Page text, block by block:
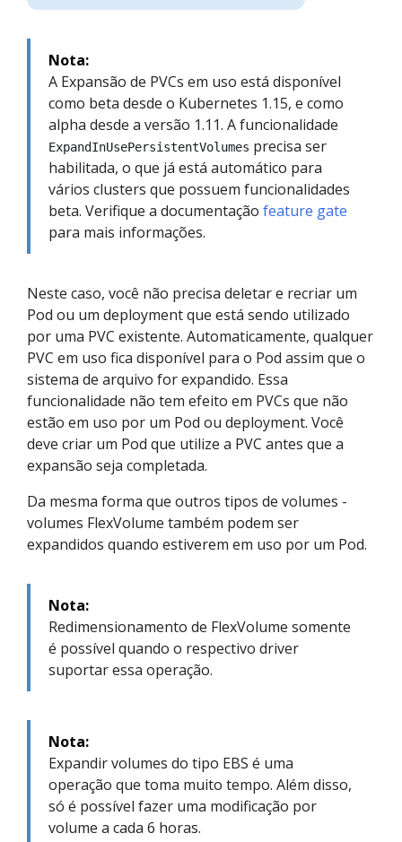
Nota:
A Expansão de PVCs em uso está disponível
como beta desde o Kubernetes 1.15, e como
alpha desde a versão 1.11. A funcionalidade
ExpandInUsePersistentVolumes precisa ser
habilitada, o que já está automático para
vários clusters que possuem funcionalidades
beta. Verifique a documentação feature gate
para mais informações.
Neste caso, você não precisa deletar e recriar um
Pod ou um deployment que está sendo utilizado
por uma PVC existente. Automaticamente, qualquer
PVC em uso fica disponível para o Pod assim que o
sistema de arquivo for expandido. Essa
funcionalidade não tem efeito em PVCs que não
estão em uso por um Pod ou deployment. Você
deve criar um Pod que utilize a PVC antes que a
expansão seja completada.
Da mesma forma que outros tipos de volumes -
volumes FlexVolume também podem ser
expandidos quando estiverem em uso por um Pod.
Nota:
Redimensionamento de FlexVolume somente
é possível quando o respectivo driver
suportar essa operação.
Nota:
Expandir volumes do tipo EBS é uma
operação que toma muito tempo. Além disso,
só é possível fazer uma modificação por
volume a cada 6 horas.